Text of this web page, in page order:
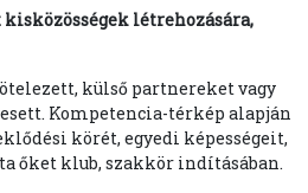
létrehozására,
külső partnereket vagy
Kompetencia-térkép alapján
körét, egyedi képességeit,
őket klub, szakkör indításában.